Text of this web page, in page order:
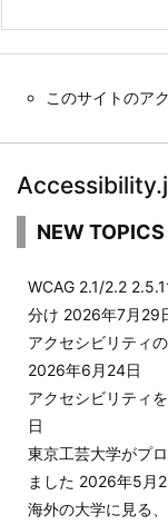
このサイトのア
NEW TOPICS
WCAG 2.1/2.2
分け 2026年7月29
アクセシビリティ
2026年6月24日
アクセシビリティ
日
東京工芸大学がプ
ました 2026年5月
海外の大学に見る